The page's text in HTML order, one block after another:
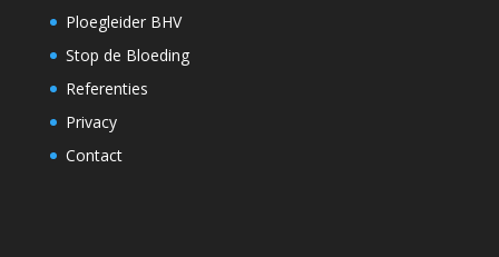
Ploegleider BHV
Stop de Bloeding
Referenties
Privacy
Contact